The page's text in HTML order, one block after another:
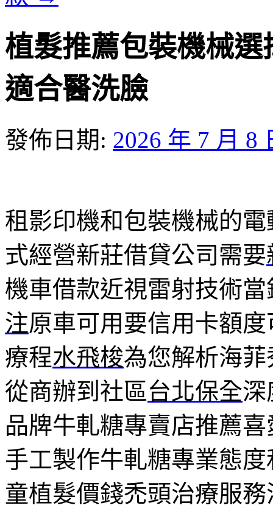
植髮推薦包裝機械
適合醫洗臉
發佈日期: 2026 年 7 月 8
租影印機和包裝機械的
式經營新莊借貸公司需要
機車借款近視雷射技術
注原車可用要信用卡額
療程水飛梭為您解析海
從商辦到社區台北保全深
品牌牛軋糖專賣店推薦喜
手工製作牛軋糖專業態
童植髮價錢禿頭治療服